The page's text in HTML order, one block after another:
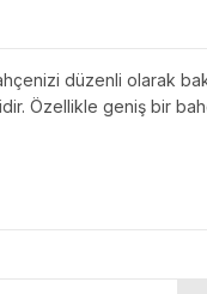
düzenli olarak
Özellikle geniş bir